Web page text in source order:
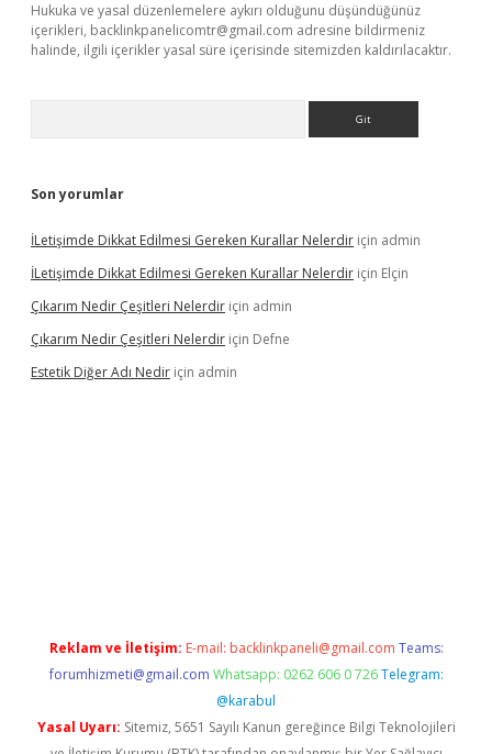
Hukuka ve yasal düzenlemelere aykırı olduğunu düşündüğünüz
içerikleri, backlinkpanelicomtr@gmail.com adresine bildirmeniz
halinde, ilgili içerikler yasal süre içerisinde sitemizden kaldırılacaktır.
Son yorumlar
İLetişimde Dikkat Edilmesi Gereken Kurallar Nelerdir için admin
İLetişimde Dikkat Edilmesi Gereken Kurallar Nelerdir için Elçin
Çıkarım Nedir Çeşitleri Nelerdir için admin
Çıkarım Nedir Çeşitleri Nelerdir için Defne
Estetik Diğer Adı Nedir için admin
Reklam ve İletişim: E-mail: backlinkpaneli@gmail.com Teams:
forumhizmeti@gmail.com Whatsapp: 0262 606 0 726 Telegram:
@karabul
Yasal Uyarı: Sitemiz, 5651 Sayılı Kanun gereğince Bilgi Teknolojileri